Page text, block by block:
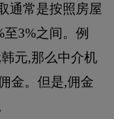
通常是按照房屋
3%之间。例
元,那么中介机
金。但是,佣金